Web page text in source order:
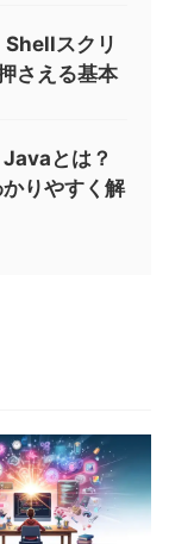
Shellスクリ
さえる基本
Javaとは？
りやすく解